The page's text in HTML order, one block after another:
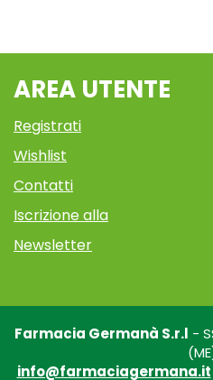
AREA UTENTE
Registrati
Wishlist
Contatti
Iscrizione alla
Newsletter
Farmacia Germanà S.r.l -
info@farmaciagermana.it